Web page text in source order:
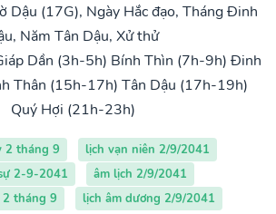
Dậu (17G), Ngày Hắc đạo, Tháng Đinh
Năm Tân Dậu, Xử thử
Dần (3h-5h) Bính Thìn (7h-9h) Đinh
Thân (15h-17h) Tân Dậu (17h-19h)
Quý Hợi (21h-23h)
2 tháng 9
lịch vạn niên 2/9/2041
2-9-2041
âm lịch 2/9/2041
tháng 9
lịch âm dương 2/9/2041